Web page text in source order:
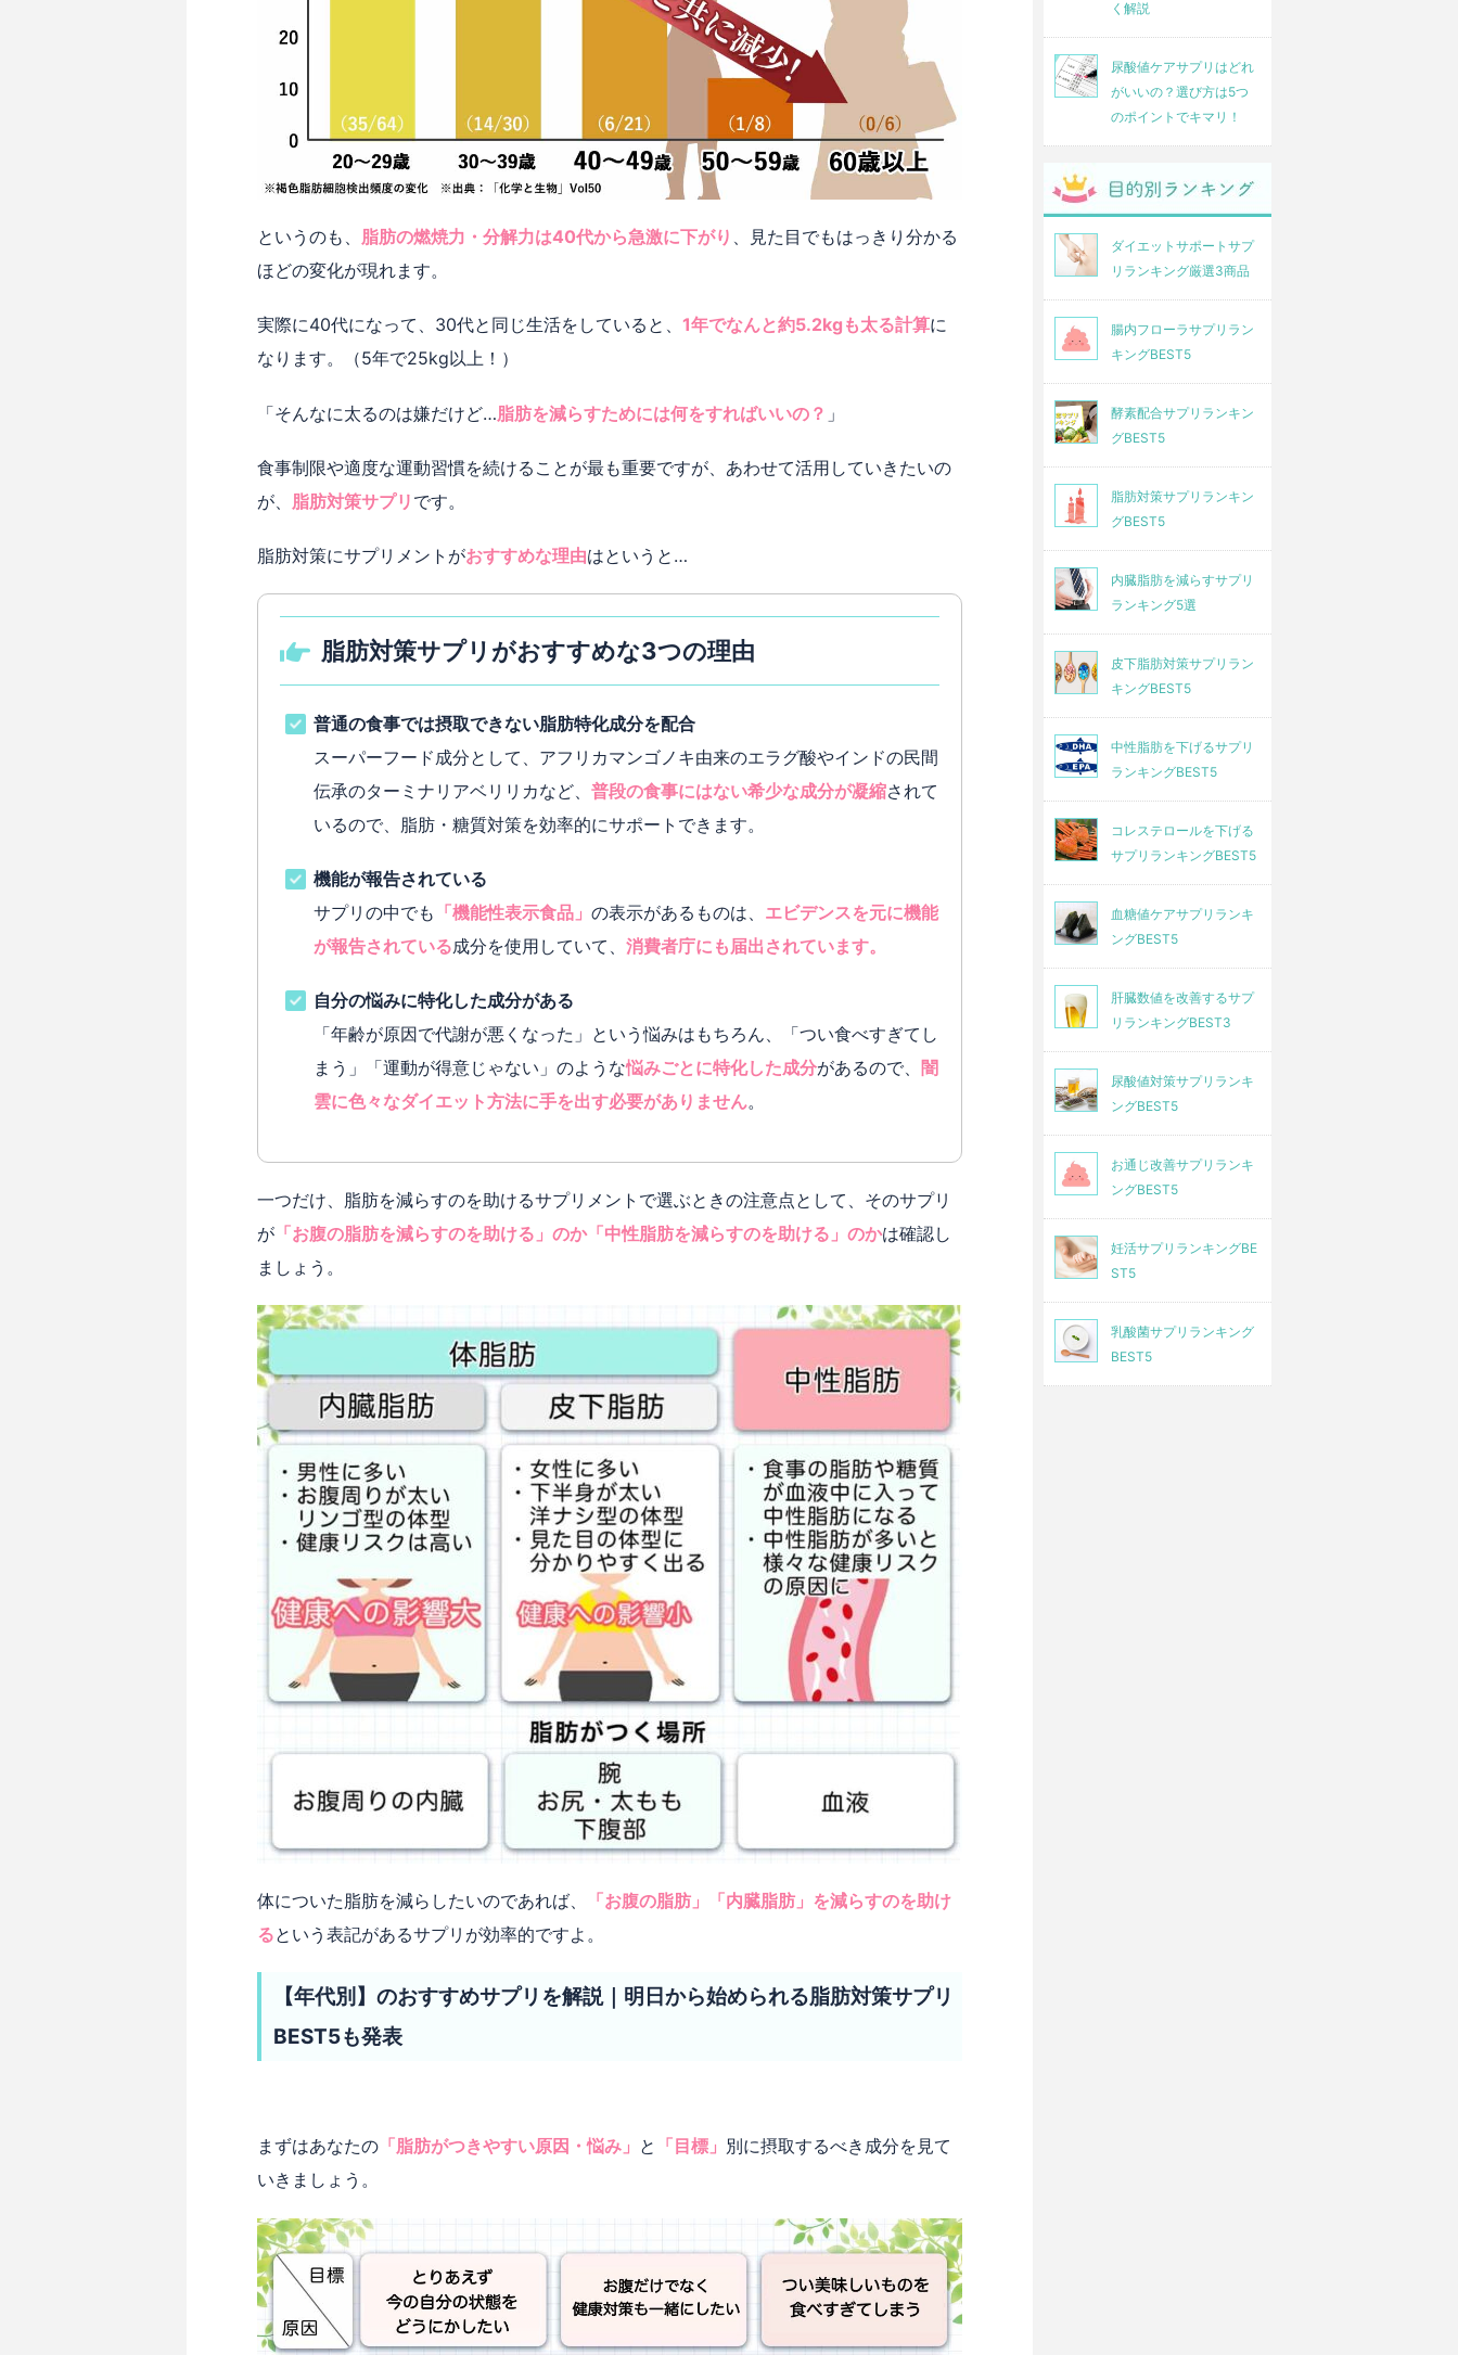
というのも、 脂肪の燃焼力・分解力は40代から急激に下がり 、見た目でもはっきり分かる
ほどの変化が現れます。
実際に40代になって、30代と同じ生活をしていると、 1年でなんと約5.2kgも太る計算に
なります。（5年で25kg以上！）
「そんなに太るのは嫌だけど…脂肪を減らすためには何をすればいいの？ 」
食事制限や適度な運動習慣を続けることが最も重要ですが、あわせて活用していきたいの
が、 脂肪対策サプリ です。
脂肪対策にサプリメントがおすすめな理由はというと…
脂肪対策サプリがおすすめな3つの理由
普通の食事では摂取できない脂肪特化成分を配合
スーパーフード成分として、アフリカマンゴノキ由来のエラグ酸やインドの民間
伝承のターミナリアベリリカなど、 普段の食事にはない希少な成分が凝縮されて
いるので、脂肪・糖質対策を効率的にサポートできます。
機能が報告されている
サプリの中でも 「機能性表示食品」 の表示があるものは、 エビデンスを元に機能
が報告されている成分を使用していて、 消費者庁にも届出されています。
自分の悩みに特化した成分がある
「年齢が原因で代謝が悪くなった」という悩みはもちろん、「つい食べすぎてし
まう」「運動が得意じゃない」のような悩みごとに特化した成分があるので、
闇
雲に色々なダイエット方法に手を出す必要がありません。
一つだけ、脂肪を減らすのを助けるサプリメントで選ぶときの注意点として、そのサプリ
が 「お腹の脂肪を減らすのを助ける」のか「中性脂肪を減らすのを助ける」のかは確認し
ましょう。
体についた脂肪を減らしたいのであれば、
「お腹の脂肪」「内臓脂肪」を減らすのを助け
るという表記があるサプリが効率的ですよ。
【年代別】のおすすめサプリを解説｜明日から始められる脂肪対策サプリ
BEST5も発表
まずはあなたの 「脂肪がつきやすい原因・悩み」 と 「目標」 別に摂取するべき成分を見て
いきましょう。
く解説
尿酸値ケアサプリはどれ
がいいの？選び方は5つ
のポイントでキマリ！
ダイエットサポートサプ
リランキング厳選3商品
腸内フローラサプリラン
キングBEST5
酵素配合サプリランキン
グBEST5
脂肪対策サプリランキン
グBEST5
内臓脂肪を減らすサプリ
ランキング5選
皮下脂肪対策サプリラン
キングBEST5
中性脂肪を下げるサプリ
ランキングBEST5
コレステロールを下げる
サプリランキングBEST5
血糖値ケアサプリランキ
ングBEST5
肝臓数値を改善するサプ
リランキングBEST3
尿酸値対策サプリランキ
ングBEST5
お通じ改善サプリランキ
ングBEST5
妊活サプリランキングBE
ST5
乳酸菌サプリランキング
BEST5